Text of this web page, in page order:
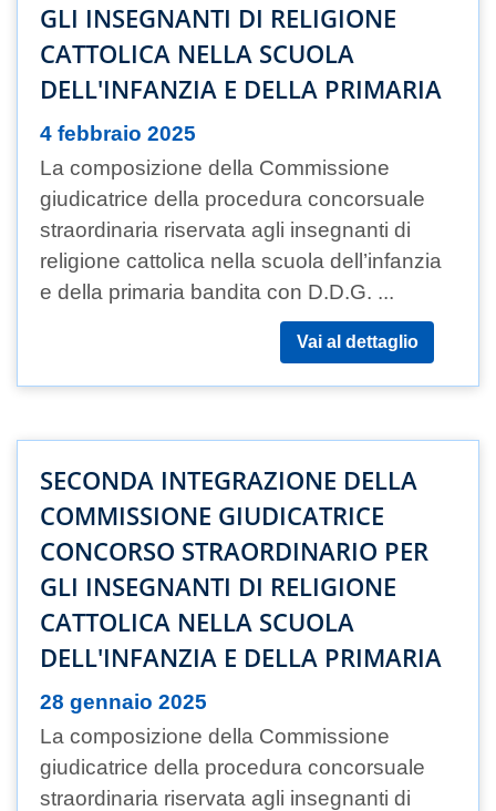
GLI INSEGNANTI DI RELIGIONE
CATTOLICA NELLA SCUOLA
DELL'INFANZIA E DELLA PRIMARIA
4 febbraio 2025
La composizione della Commissione
giudicatrice della procedura concorsuale
straordinaria riservata agli insegnanti di
religione cattolica nella scuola dell’infanzia
e della primaria bandita con D.D.G. ...
Vai al dettaglio
SECONDA INTEGRAZIONE DELLA
COMMISSIONE GIUDICATRICE
CONCORSO STRAORDINARIO PER
GLI INSEGNANTI DI RELIGIONE
CATTOLICA NELLA SCUOLA
DELL'INFANZIA E DELLA PRIMARIA
28 gennaio 2025
La composizione della Commissione
giudicatrice della procedura concorsuale
straordinaria riservata agli insegnanti di